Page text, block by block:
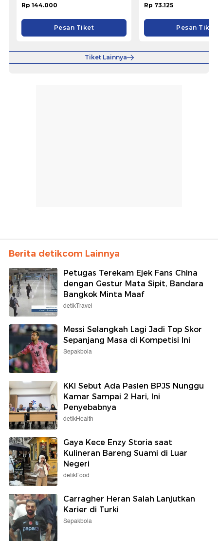
Rp 144.000
Pesan Tiket
Rp 73.125
Pesan Tiket
Tiket Lainnya
Berita detikcom Lainnya
Petugas Terekam Ejek Fans China
dengan Gestur Mata Sipit, Bandara
Bangkok Minta Maaf
detikTravel
Messi Selangkah Lagi Jadi Top Skor
Sepanjang Masa di Kompetisi Ini
Sepakbola
KKI Sebut Ada Pasien BPJS Nunggu
Kamar Sampai 2 Hari, Ini
Penyebabnya
detikHealth
Gaya Kece Enzy Storia saat
Kulineran Bareng Suami di Luar
Negeri
detikFood
Carragher Heran Salah Lanjutkan
Karier di Turki
Sepakbola